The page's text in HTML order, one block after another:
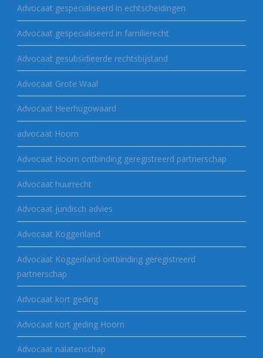
Advocaat gespecialiseerd in echtscheidingen
Advocaat gespecialiseerd in familierecht
Advocaat gesubsidieerde rechtsbijstand
Advocaat Grote Waal
Advocaat Heerhugowaard
advocaat Hoorn
Advocaat Hoorn ontbinding geregistreerd partnerschap
Advocaat huurrecht
Advocaat juridisch advies
Advocaat Koggenland
Advocaat Koggenland ontbinding geregistreerd
partnerschap
Advocaat kort geding
Advocaat kort geding Hoorn
Advocaat nalatenschap